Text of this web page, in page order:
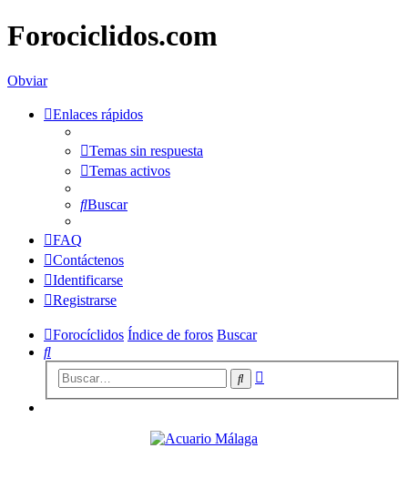
Forociclidos.com
Obviar
Enlaces rápidos
Temas sin respuesta
Temas activos
Buscar
FAQ
Contáctenos
Identificarse
Registrarse
Forocíclidos Índice de foros Buscar
Buscar
Buscar